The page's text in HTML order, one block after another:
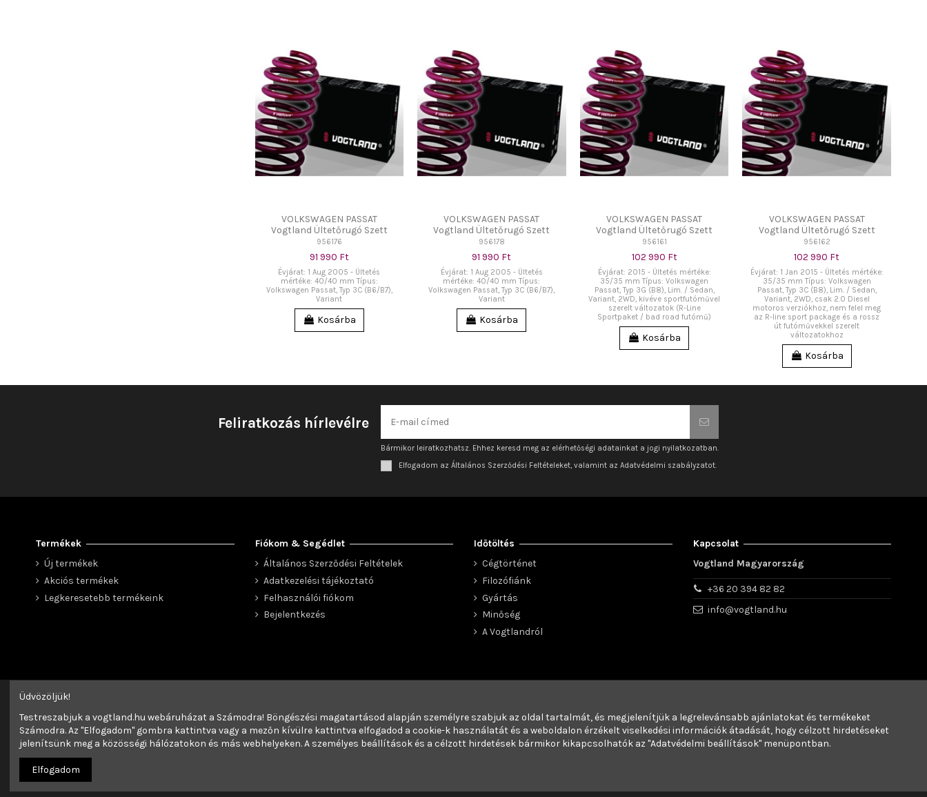
VOLKSWAGEN PASSAT
Vogtland Ültetőrugó Szett
956176
91 990 Ft
Évjárat: 1 Aug 2005 - Ültetés
mértéke: 40/40 mm Típus:
Volkswagen Passat, Typ 3C (B6/B7),
Variant
Kosárba
VOLKSWAGEN PASSAT
Vogtland Ültetőrugó Szett
956178
91 990 Ft
Évjárat: 1 Aug 2005 - Ültetés
mértéke: 40/40 mm Típus:
Volkswagen Passat, Typ 3C (B6/B7),
Variant
Kosárba
VOLKSWAGEN PASSAT
Vogtland Ültetőrugó Szett
956161
102 990 Ft
Évjárat: 2015 - Ültetés mértéke:
35/35 mm Típus: Volkswagen
Passat, Typ 3G (B8), Lim. / Sedan,
Variant, 2WD, kivéve sportfutóművel
szerelt változatok (R-Line
Sportpaket / bad road futómű)
Kosárba
VOLKSWAGEN PASSAT
Vogtland Ültetőrugó Szett
956162
102 990 Ft
Évjárat: 1 Jan 2015 - Ültetés mértéke:
35/35 mm Típus: Volkswagen
Passat, Typ 3C (B8), Lim. / Sedan,
Variant, 2WD, csak 2.0 Diesel
motoros verziókhoz, nem felel meg
az R-line sport package és a rossz
út futóművekkel szerelt
változatokhoz
Kosárba
Feliratkozás hírlevélre
Bármikor leiratkozhatsz. Ehhez keresd meg az elérhetőségi adatainkat a jogi nyilatkozatban.
Elfogadom az Általános Szerződési Feltételeket, valamint az Adatvédelmi szabályzatot.
Termékek
Új termékek
Akciós termékek
Legkeresetebb termékeink
Fiókom & Segédlet
Általános Szerződési Feltételek
Adatkezelési tájékoztató
Felhasználói fiókom
Bejelentkezés
Időtöltés
Cégtörténet
Filozófiánk
Gyártás
Minőség
A Vogtlandról
Kapcsolat
Vogtland Magyarország
+36 20 394 82 82
info@vogtland.hu
Üdvözöljük!
Testreszabjuk a vogtland.hu webáruházat a Számodra! Böngészési magatartásod alapján személyre szabjuk az oldal tartalmát, és megjelenítjük a legrelevánsabb ajánlatokat és termékeket
Számodra. Az "Elfogadom" gombra kattintva vagy a mezőn kívülre kattintva elfogadod a cookie-k használatát és a weboldalon érzékelt viselkedési információk átadását, hogy célzott hirdetéseket
jelenítsünk meg a közösségi hálózatokon és más webhelyeken. A személyes beállítások és a célzott hirdetések bármikor kikapcsolhatók az "Adatvédelmi beállítások" menüpontban.
Elfogadom